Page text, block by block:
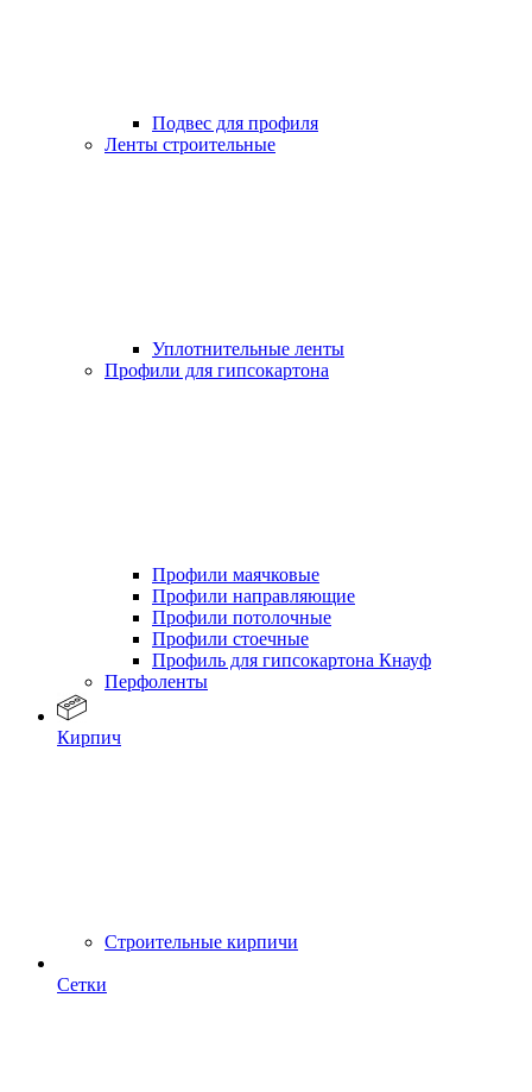
Подвес для профиля
Ленты строительные
Уплотнительные ленты
Профили для гипсокартона
Профили маячковые
Профили направляющие
Профили потолочные
Профили стоечные
Профиль для гипсокартона Кнауф
Перфоленты
Кирпич
Строительные кирпичи
Сетки